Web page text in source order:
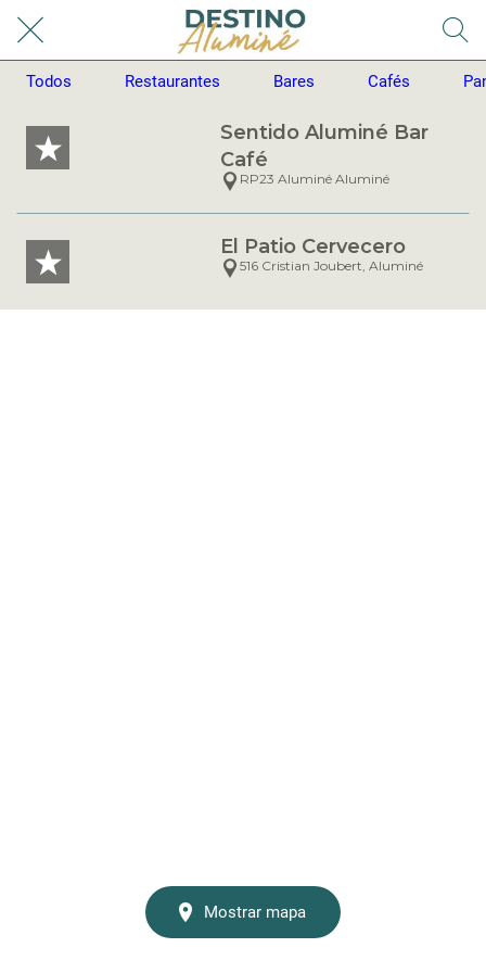
Todos Restaurantes Bares Cafés
Sentido Aluminé Bar
Café
RP23 Aluminé Aluminé
El Patio Cervecero
516 Cristian Joubert, Aluminé
Mostrar mapa